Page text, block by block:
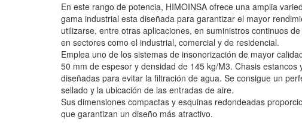
En este rango de potencia, HIMOINSA ofrece una amplia
gama industrial esta diseñada para garantizar el mayor
utilizarse, entre otras aplicaciones, en suministros continuos
en sectores como el industrial, comercial y de residencial.
Emplea uno de los sistemas de insonorización de mayor
50 mm de espesor y densidad de 145 kg/M3. Chasis
diseñadas para evitar la filtración de agua. Se consigue un
sellado y la ubicación de las entradas de aire.
Sus dimensiones compactas y esquinas redondeadas
que garantizan un diseño más atractivo.